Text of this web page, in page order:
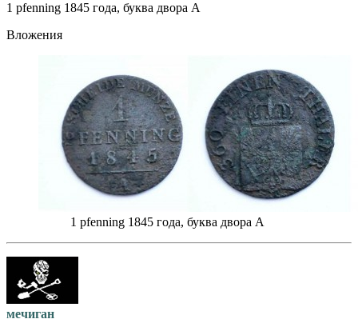
1 pfenning 1845 года, буква двора A
Вложения
1 pfenning 1845 года, буква двора A
мечиган